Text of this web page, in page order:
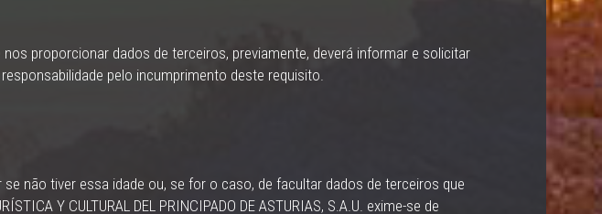
proporcionar dados de terceiros, previamente, deverá informar e solicitar
pelo incumprimento deste requisito.
não tiver essa idade ou, se for o caso, de facultar dados de terceiros que
Y CULTURAL DEL PRINCIPADO DE ASTURIAS, S.A.U. exime-se de